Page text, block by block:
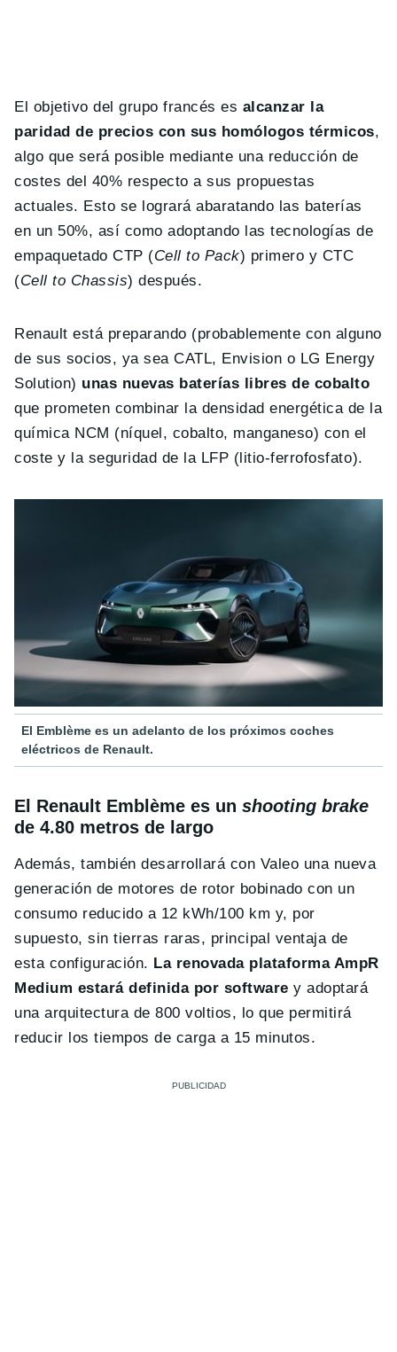
El objetivo del grupo francés es alcanzar la
paridad de precios con sus homólogos térmicos,
algo que será posible mediante una reducción de
costes del 40% respecto a sus propuestas
actuales. Esto se logrará abaratando las baterías
en un 50%, así como adoptando las tecnologías de
empaquetado CTP (Cell to Pack) primero y CTC
(Cell to Chassis) después.
Renault está preparando (probablemente con alguno
de sus socios, ya sea CATL, Envision o LG Energy
Solution) unas nuevas baterías libres de cobalto
que prometen combinar la densidad energética de la
química NCM (níquel, cobalto, manganeso) con el
coste y la seguridad de la LFP (litio-ferrofosfato).
El Emblème es un adelanto de los próximos coches
eléctricos de Renault.
El Renault Emblème es un shooting brake
de 4.80 metros de largo
Además, también desarrollará con Valeo una nueva
generación de motores de rotor bobinado con un
consumo reducido a 12 kWh/100 km y, por
supuesto, sin tierras raras, principal ventaja de
esta configuración. La renovada plataforma AmpR
Medium estará definida por software y adoptará
una arquitectura de 800 voltios, lo que permitirá
reducir los tiempos de carga a 15 minutos.